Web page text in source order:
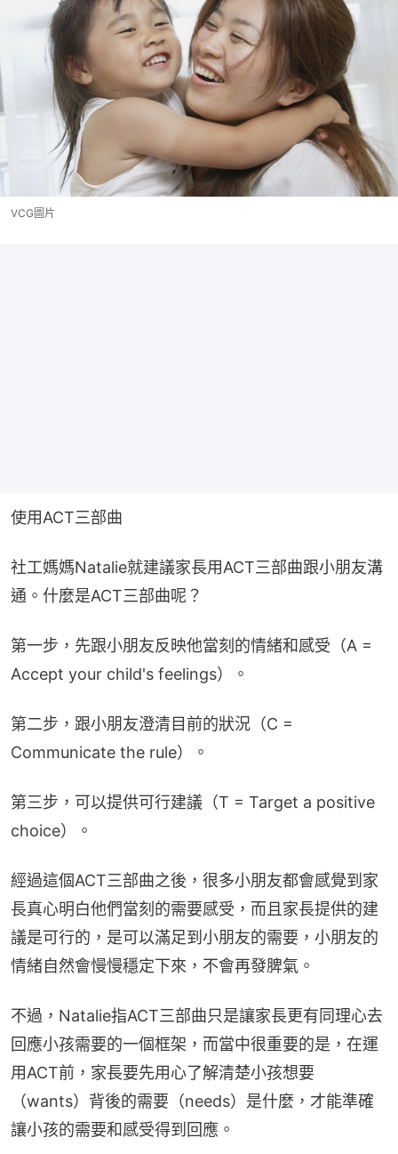
VCG圖片
使用ACT三部曲
社工媽媽Natalie就建議家長用ACT三部曲跟小朋友溝
通。什麼是ACT三部曲呢？
第一步，先跟小朋友反映他當刻的情緒和感受（A =
Accept your child's feelings）。
第二步，跟小朋友澄清目前的狀況（C =
Communicate the rule）。
第三步，可以提供可行建議（T = Target a positive
choice）。
經過這個ACT三部曲之後，很多小朋友都會感覺到家
長真心明白他們當刻的需要感受，而且家長提供的建
議是可行的，是可以滿足到小朋友的需要，小朋友的
情緒自然會慢慢穩定下來，不會再發脾氣。
不過，Natalie指ACT三部曲只是讓家長更有同理心去
回應小孩需要的一個框架，而當中很重要的是，在運
用ACT前，家長要先用心了解清楚小孩想要
（wants）背後的需要（needs）是什麼，才能準確
讓小孩的需要和感受得到回應。